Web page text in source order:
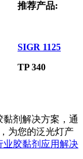
推荐产品:
SIGR 1125
TP 340
剂解决方案，通
为您的泛光灯产
业胶黏剂应用解决